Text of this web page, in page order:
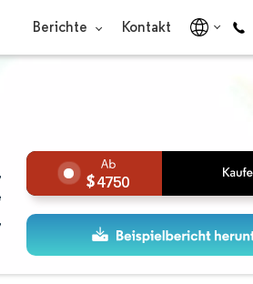
Berichte Kontakt
4750